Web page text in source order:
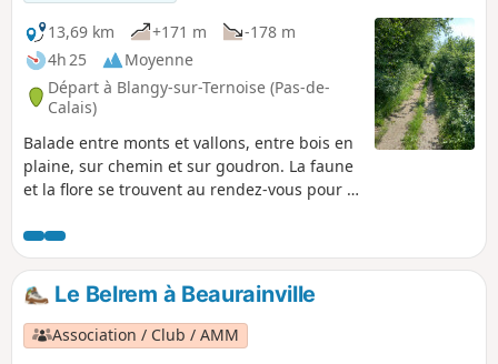
13,69 km
+171 m
-178 m
4h 25
Moyenne
Départ à Blangy-sur-Ternoise (Pas-de-
Calais)
Balade entre monts et vallons, entre bois en
plaine, sur chemin et sur goudron. La faune
et la flore se trouvent au rendez-vous pour le
grimpettes mais rien d'insurmontable.
Le Belrem à Beaurainville
Association / Club / AMM